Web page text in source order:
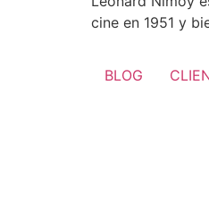
cine en 1951 y
BLOG